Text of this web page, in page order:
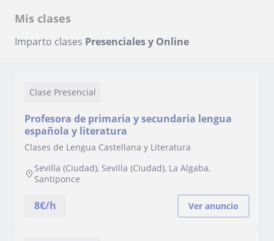
Mis clases
Imparto clases Presenciales y Online
Clase Presencial
Profesora de primaria y secundaria lengua
española y literatura
Clases de Lengua Castellana y Literatura
Sevilla (Ciudad), Sevilla (Ciudad), La Algaba,
Santiponce
8€/h Ver anuncio